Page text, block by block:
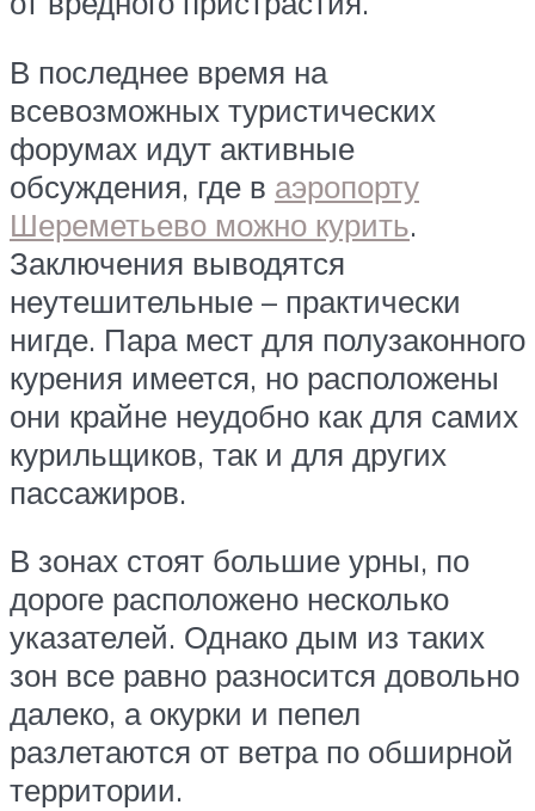
В последнее время на
всевозможных туристических
форумах идут активные
обсуждения, где в аэропорту
Шереметьево можно курить.
Заключения выводятся
неутешительные – практически
нигде. Пара мест для полузаконного
курения имеется, но расположены
они крайне неудобно как для самих
курильщиков, так и для других
пассажиров.
В зонах стоят большие урны, по
дороге расположено несколько
указателей. Однако дым из таких
зон все равно разносится довольно
далеко, а окурки и пепел
разлетаются от ветра по обширной
территории.